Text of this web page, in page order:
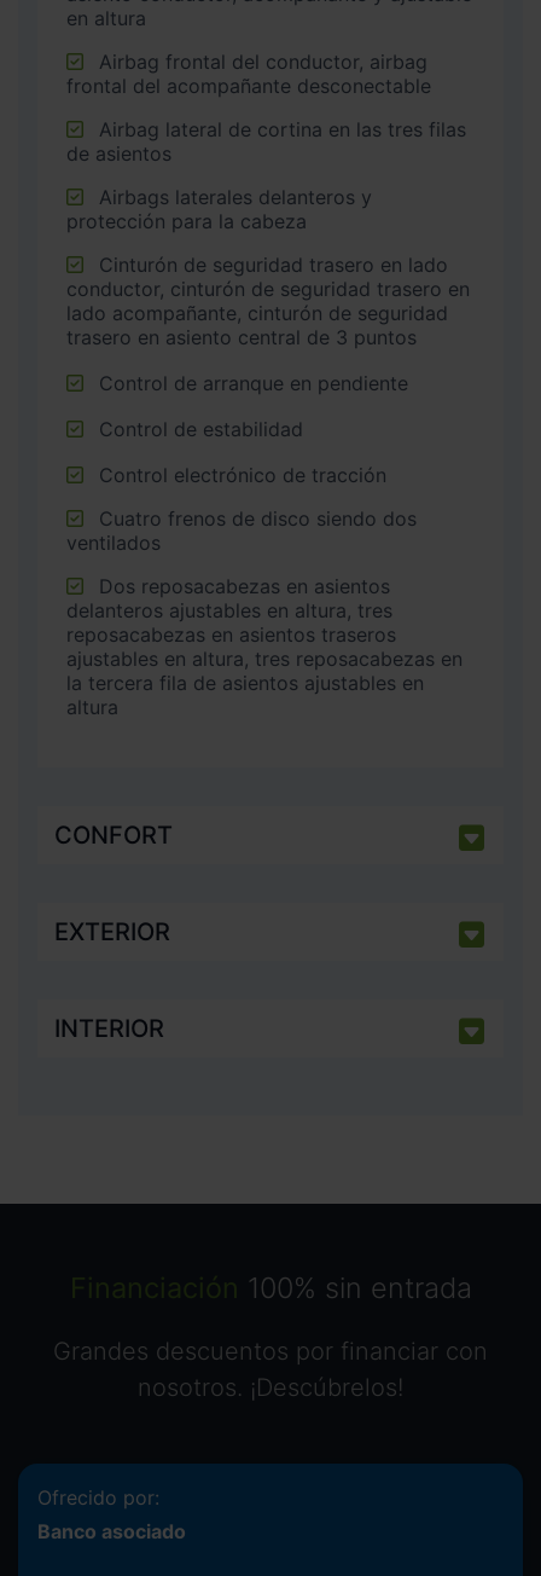
en altura
frontal del acompañante desconectable
de asientos
protección para la cabeza
conductor, cinturón de seguridad trasero en
lado acompañante, cinturón de seguridad
trasero en asiento central de 3 puntos
Control de arranque en pendiente
Control de estabilidad
Control electrónico de tracción
ventilados
delanteros ajustables en altura, tres
reposacabezas en asientos traseros
ajustables en altura, tres reposacabezas en
la tercera fila de asientos ajustables en
altura
CONFORT
EXTERIOR
INTERIOR
Financiación 100% sin entrada
Grandes descuentos por financiar con
nosotros. ¡Descúbrelos!
Ofrecido por:
Banco asociado